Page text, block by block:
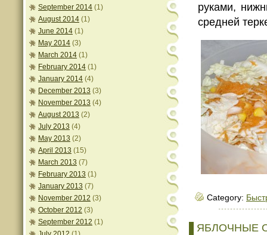
September 2014 (1)
August 2014 (1)
June 2014 (1)
May 2014 (3)
March 2014 (1)
February 2014 (1)
January 2014 (4)
December 2013 (3)
November 2013 (4)
August 2013 (2)
July 2013 (4)
May 2013 (2)
April 2013 (15)
March 2013 (7)
February 2013 (1)
January 2013 (7)
November 2012 (3)
October 2012 (3)
September 2012 (1)
руками,
средней
Category:
ЯБЛОЧНЫЕ